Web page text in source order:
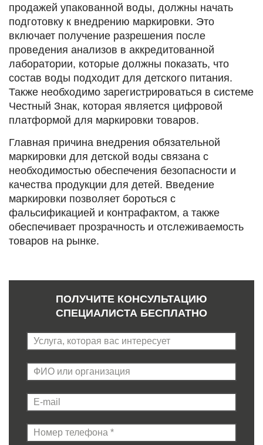
продажей упакованной воды, должны начать
подготовку к внедрению маркировки. Это
включает получение разрешения после
проведения анализов в аккредитованной
лаборатории, которые должны показать, что
состав воды подходит для детского питания.
Также необходимо зарегистрироваться в системе
Честный Знак, которая является цифровой
платформой для маркировки товаров.
Главная причина внедрения обязательной
маркировки для детской воды связана с
необходимостью обеспечения безопасности и
качества продукции для детей. Введение
маркировки позволяет бороться с
фальсификацией и контрафактом, а также
обеспечивает прозрачность и отслеживаемость
товаров на рынке.
ПОЛУЧИТЕ КОНСУЛЬТАЦИЮ
СПЕЦИАЛИСТА БЕСПЛАТНО